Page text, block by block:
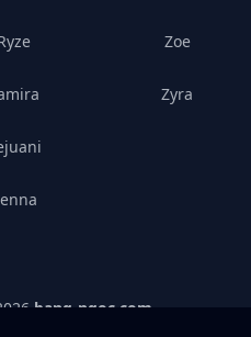
Zoe
Zyra
bang-ngoc.com